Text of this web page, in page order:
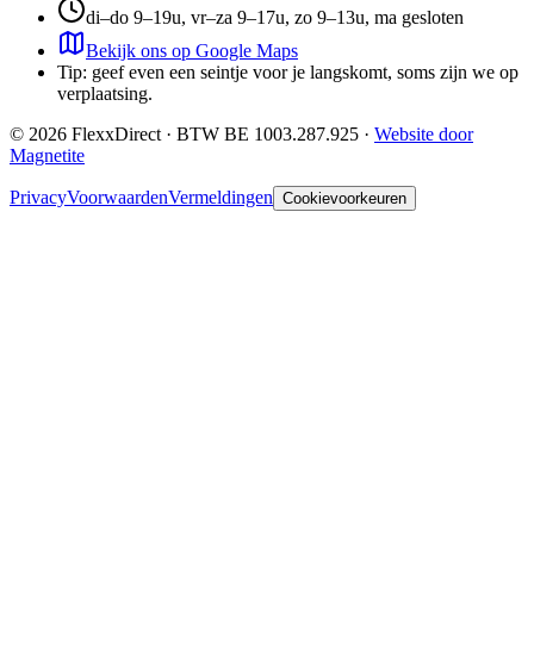
di–do 9–19u, vr–za 9–17u, zo 9–13u, ma gesloten
Bekijk ons op Google Maps
Tip: geef even een seintje voor je langskomt, soms zijn we op
verplaatsing.
© 2026 FlexxDirect · BTW BE 1003.287.925 · Website door
Magnetite
PrivacyVoorwaardenVermeldingen Cookievoorkeuren